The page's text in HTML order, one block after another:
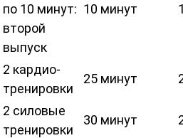
по 10 минут:
второй
выпуск
10 минут
2 кардио-
тренировки
25 минут
2 силовые
тренировки
30 минут